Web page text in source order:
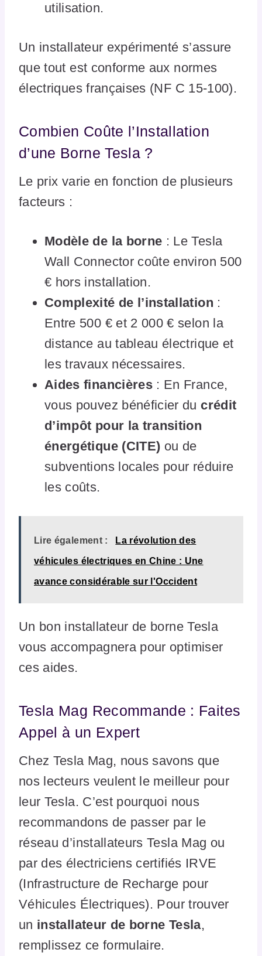
utilisation.
Un installateur expérimenté s’assure
que tout est conforme aux normes
électriques françaises (NF C 15-100).
Combien Coûte l’Installation
d’une Borne Tesla ?
Le prix varie en fonction de plusieurs
facteurs :
Modèle de la borne : Le Tesla
Wall Connector coûte environ 500
€ hors installation.
Complexité de l’installation :
Entre 500 € et 2 000 € selon la
distance au tableau électrique et
les travaux nécessaires.
Aides financières: En France,
vous pouvez bénéficier du crédit
d’impôt pour la transition
énergétique (CITE) ou de
subventions locales pour réduire
les coûts.
Lire également : La révolution des
véhicules électriques en Chine : Une
avance considérable sur l'Occident
Un bon installateur de borne Tesla
vous accompagnera pour optimiser
ces aides.
Tesla Mag Recommande : Faites
Appel à un Expert
Chez Tesla Mag, nous savons que
nos lecteurs veulent le meilleur pour
leur Tesla. C’est pourquoi nous
recommandons de passer par le
réseau d’installateurs Tesla Mag ou
par des électriciens certifiés IRVE
(Infrastructure de Recharge pour
Véhicules Électriques). Pour trouver
un installateur de borne Tesla,
remplissez ce formulaire.